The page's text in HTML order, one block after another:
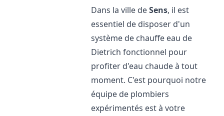
Dans la ville deSens, il est
essentiel de disposer d'un
système de chauffe eau de
Dietrich fonctionnel pour
profiter d'eau chaude à tout
moment. C'est pourquoi notre
équipe de plombiers
expérimentés est à votre